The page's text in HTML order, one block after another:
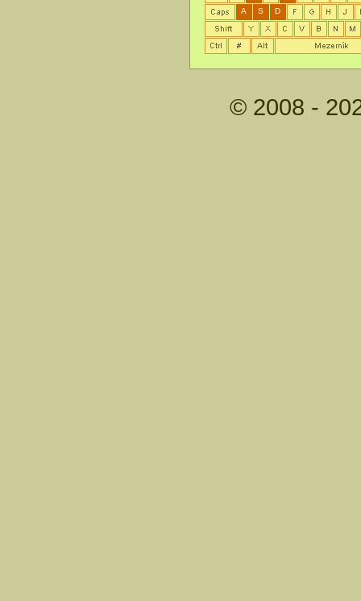
A
S D
© 2008 -